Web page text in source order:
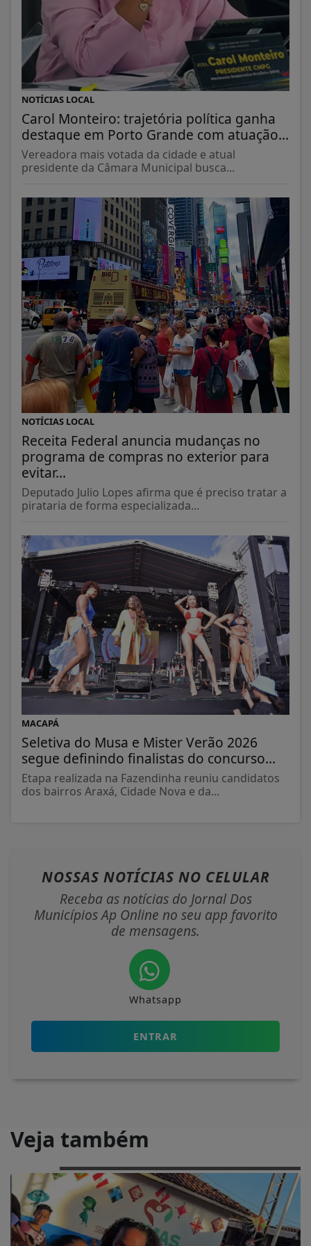
NOTÍCIAS LOCAL
Carol Monteiro: trajetória política ganha
destaque em Porto Grande com atuação...
Vereadora mais votada da cidade e atual
presidente da Câmara Municipal busca...
NOTÍCIAS LOCAL
Receita Federal anuncia mudanças no
programa de compras no exterior para
evitar...
Deputado Julio Lopes afirma que é preciso tratar a
pirataria de forma especializada...
MACAPÁ
Seletiva do Musa e Mister Verão 2026
segue definindo finalistas do concurso...
Etapa realizada na Fazendinha reuniu candidatos
dos bairros Araxá, Cidade Nova e da...
NOSSAS NOTÍCIAS NO CELULAR
Receba as notícias do Jornal Dos
Municípios Ap Online no seu app favorito
de mensagens.
Whatsapp
ENTRAR
Veja também